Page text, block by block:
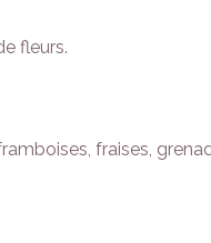
fleurs.
fraises,